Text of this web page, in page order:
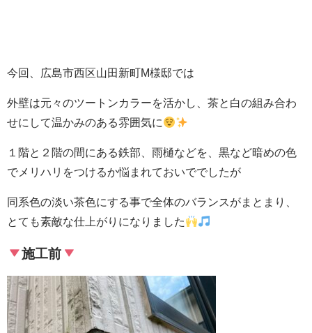
今回、広島市西区山田新町M様邸では
外壁は元々のツートンカラーを活かし、茶と白の組み合わ
せにして温かみのある雰囲気に
１階と２階の間にある鉄部、雨樋などを、黒など暗めの色
でメリハリをつけるか悩まれておいででしたが
同系色の淡い茶色にする事で全体のバランスがまとまり、
とても素敵な仕上がりになりました
施工前